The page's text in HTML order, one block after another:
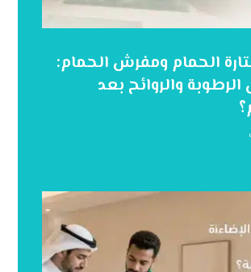
الحمام ومفرش الحمام:
والروائح بعد